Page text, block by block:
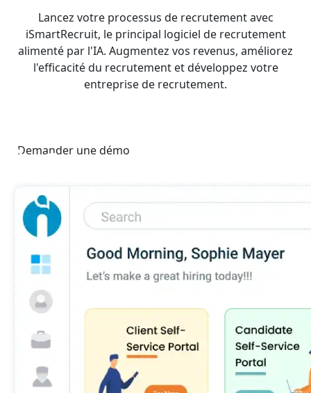
Lancez votre processus de recrutement avec
iSmartRecruit, le principal logiciel de recrutement
alimenté par l'IA. Augmentez vos revenus, améliorez
l'efficacité du recrutement et développez votre
entreprise de recrutement.
Demander une démo